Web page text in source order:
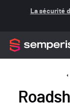
La sécurité